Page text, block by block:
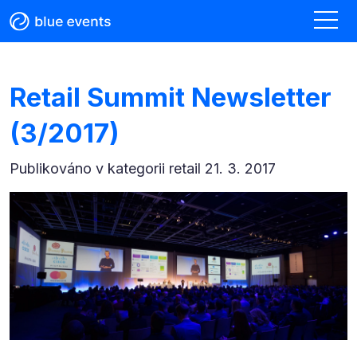
Retail Summit Newsletter
(3/2017)
Publikováno v kategorii retail 21. 3. 2017